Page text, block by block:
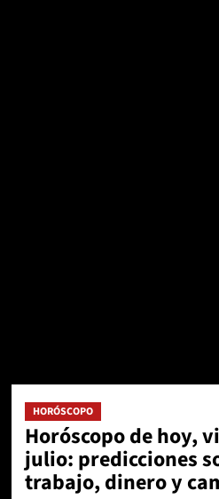
HORÓSCOPO
Horóscopo de hoy,
julio: predicciones
trabajo, dinero y